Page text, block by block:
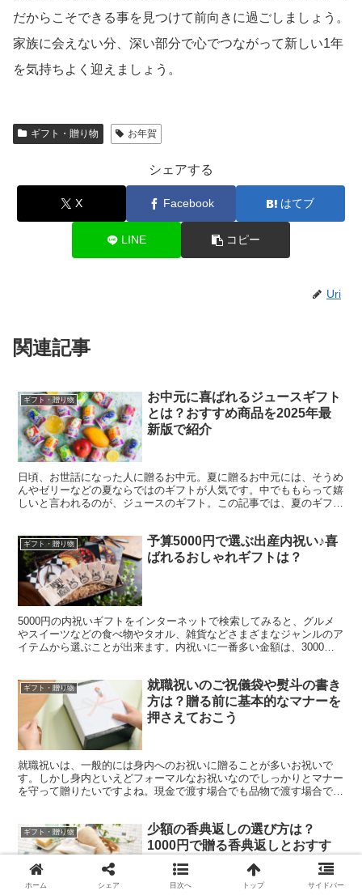
だからこそできる事を見つけて前向きに過ごしましょう。
家族に会えない分、深い部分で心でつながって新しい1年
を気持ちよく迎えましょう。
ギフト・贈り物 お年賀
シェアする
X Facebook はてブ
LINE コピー
Uri
関連記事
ギフト・贈り物
お中元に喜ばれるジュースギフト
とは？おすすめ商品を2025年最
新版で紹介
日頃、お世話になった人に贈るお中元。夏に贈るお中元には、そうめ
んやゼリーなどの夏ならではのギフトが人気です。中でももらって嬉
しいと言われるのが、ジュースのギフト。この記事では、夏のギフト
ギフト・贈り物
予算5000円で選ぶ出産内祝い♪喜
ばれるおしゃれギフトは？
5000円の内祝いギフトをインターネットで検索してみると、グルメ
やスイーツなどの食べ物やタオル、雑貨などさまざまなジャンルのア
イテムから選ぶことが出来ます。内祝いに一番多い金額は、3000円
ギフト・贈り物
就職祝いのご祝儀袋や熨斗の書き
方は？贈る前に基本的なマナーを
押さえておこう
就職祝いは、一般的には身内へのお祝いに贈ることが多いお祝いで
す。しかし身内といえどフォーマルなお祝いなのでしっかりとマナー
を守って贈りたいですよね。現金で渡す場合でも品物で渡す場合で
ギフト・贈り物
少額の香典返しの選び方は？
1000円で贈る香典返しとおすす
めの品物7選
ホーム シェア 目次へ トップ サイドバー